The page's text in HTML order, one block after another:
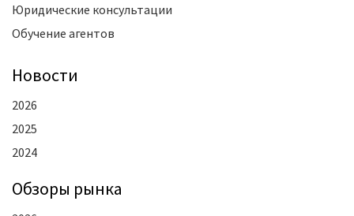
Юридические консультации
Обучение агентов
Новости
2026
2025
2024
Oбзоры рынка